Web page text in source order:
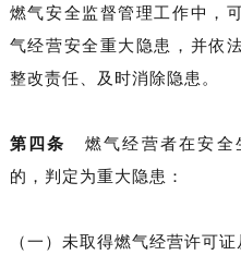
燃气安全监督管理工作中，
气经营安全重大隐患，并依
整改责任、及时消除隐患。
第四条
燃气经营者在安全
的，判定为重大隐患：
（一）未取得燃气经营许可